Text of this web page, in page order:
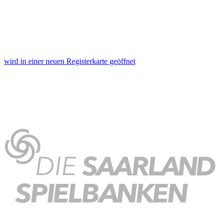
wird in einer neuen Registerkarte geöffnet